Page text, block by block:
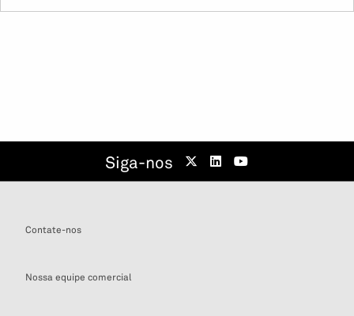
Siga-nos
Contate-nos
Nossa equipe comercial